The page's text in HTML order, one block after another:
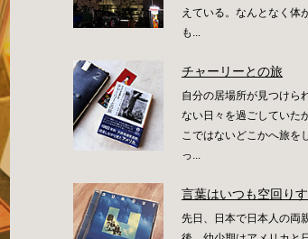
えている。なんとなく体
も...
チャーリーとの旅
自分の居場所が見つけら
ない日々を過ごしていた
こではないどこかへ旅を
っ...
言葉はいつも空回り
先日、日本で日本人の両